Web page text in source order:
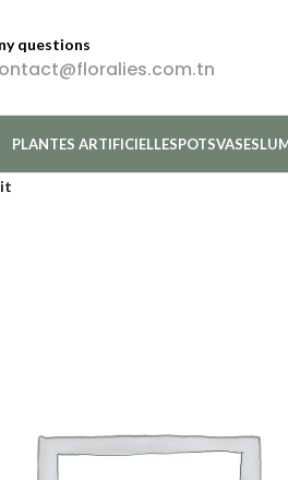
questions
PLANTES ARTIFICIELLESPOTSVASES